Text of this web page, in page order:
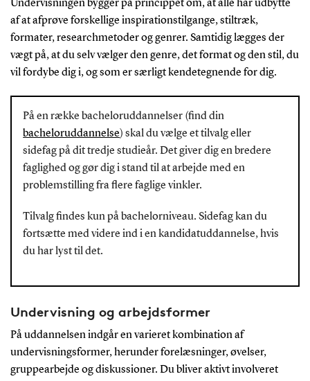
Undervisningen bygger på princippet om, at alle har udbytte
af at afprøve forskellige inspirationstilgange, stiltræk,
formater, researchmetoder og genrer. Samtidig lægges der
vægt på, at du selv vælger den genre, det format og den stil, du
vil fordybe dig i, og som er særligt kendetegnende for dig.
På en række bacheloruddannelser (find din
bacheloruddannelse) skal du vælge et tilvalg eller
sidefag på dit tredje studieår. Det giver dig en bredere
faglighed og gør dig i stand til at arbejde med en
problemstilling fra flere faglige vinkler.
Tilvalg findes kun på bachelorniveau. Sidefag kan du
fortsætte med videre ind i en kandidatuddannelse, hvis
du har lyst til det.
Undervisning og arbejdsformer
På uddannelsen indgår en varieret kombination af
undervisningsformer, herunder forelæsninger, øvelser,
gruppearbejde og diskussioner. Du bliver aktivt involveret